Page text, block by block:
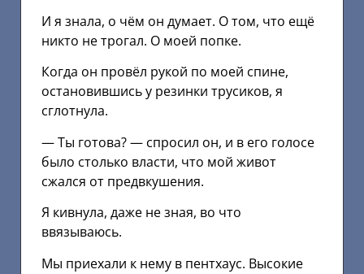
И я знала, о чём он думает. О том, что ещё
никто не трогал. О моей попке.
Когда он провёл рукой по моей спине,
остановившись у резинки трусиков, я
сглотнула.
— Ты готова? — спросил он, и в его голосе
было столько власти, что мой живот
сжался от предвкушения.
Я кивнула, даже не зная, во что
ввязываюсь.
Мы приехали к нему в пентхаус. Высокие